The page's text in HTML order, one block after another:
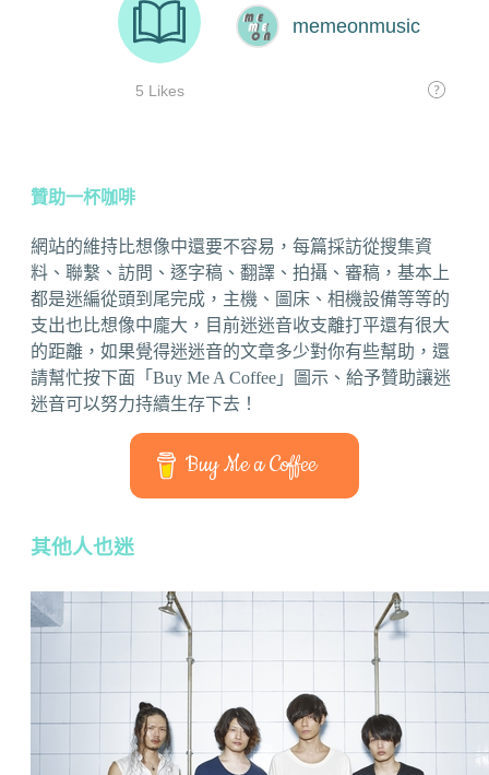
贊助一杯咖啡
網站的維持比想像中還要不容易，每篇採訪從搜集資
料、聯繫、訪問、逐字稿、翻譯、拍攝、審稿，基本上
都是迷編從頭到尾完成，主機、圖床、相機設備等等的
支出也比想像中龐大，目前迷迷音收支離打平還有很大
的距離，如果覺得迷迷音的文章多少對你有些幫助，還
請幫忙按下面「Buy Me A Coffee」圖示、給予贊助讓迷
迷音可以努力持續生存下去！
Buy Me a Coffee
其他人也迷